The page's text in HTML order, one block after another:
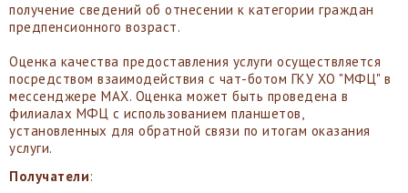
получение сведений об отнесении к категории граждан
предпенсионного возраст.
Оценка качества предоставления услуги осуществляется
посредством взаимодействия с чат-ботом ГКУ ХО "МФЦ" в
мессенджере MAX. Оценка может быть проведена в
филиалах МФЦ с использованием планшетов,
установленных для обратной связи по итогам оказания
услуги.
Получатели: